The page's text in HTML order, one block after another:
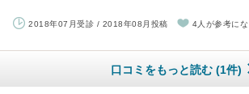
2018年07月受診 / 2018年08月投稿 4人が参考にな
口コミをもっと読む (1件)